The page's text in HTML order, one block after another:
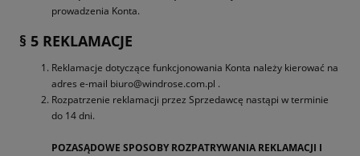
prowadzenia Konta.
§ 5 REKLAMACJE
Reklamacje dotyczące funkcjonowania Konta należy kierować na
adres e-mail biuro@windrose.com.pl .
Rozpatrzenie reklamacji przez Sprzedawcę nastąpi w terminie
do 14 dni.
POZASĄDOWE SPOSOBY ROZPATRYWANIA REKLAMACJI I